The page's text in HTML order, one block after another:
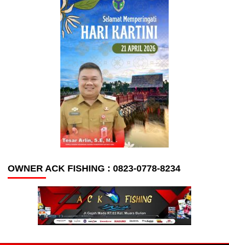
OWNER ACK FISHING : 0823-0778-8234